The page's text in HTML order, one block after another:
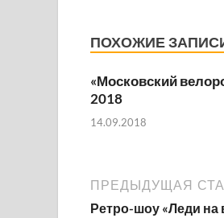
ПОХОЖИЕ
«Московский
2018
14.09.2018
ПРЕДЫДУЩАЯ
Ретро-шоу «Леди на